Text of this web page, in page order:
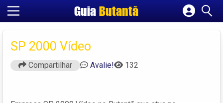
GuiaButantã
Cadastrar empresa
SP 2000 Vídeo
Compartilhar Avalie! 132